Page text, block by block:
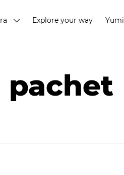
Explore your way Yumi
pachet